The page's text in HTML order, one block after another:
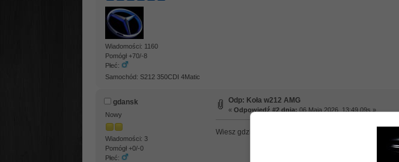
Wiadomości: 1160
Pomógł +70/-8
Płeć:
Samochód: S212 350CDI 4Matic
gdansk
Nowy
Wiadomości: 3
Pomógł +0/-0
Płeć:
Odp: Koła w212 AMG
« Odpowiedź #2 dnia:06 Maja 2026, 13:49 09s »
Wiesz gdzie dokładnie może się ten numer znajdować?